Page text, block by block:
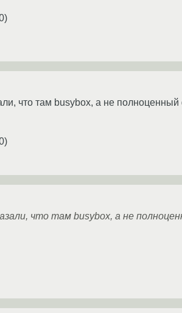
)
что там busybox, а не
)
что там busybox, а не